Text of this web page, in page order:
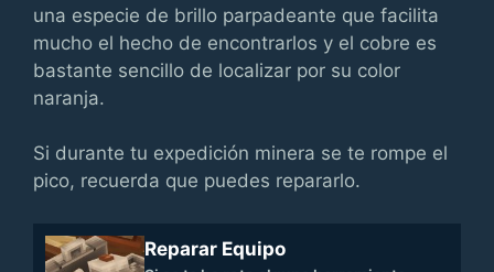
una especie de brillo parpadeante que facilita
mucho el hecho de encontrarlos y el cobre es
bastante sencillo de localizar por su color
naranja.
Si durante tu expedición minera se te rompe el
pico, recuerda que puedes repararlo.
Reparar Equipo